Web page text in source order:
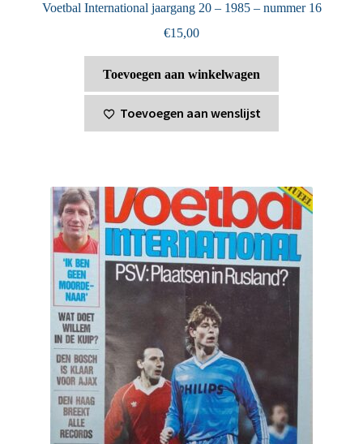
Voetbal International jaargang 20 – 1985 – nummer 16
€15,00
Toevoegen aan winkelwagen
Toevoegen aan wenslijst